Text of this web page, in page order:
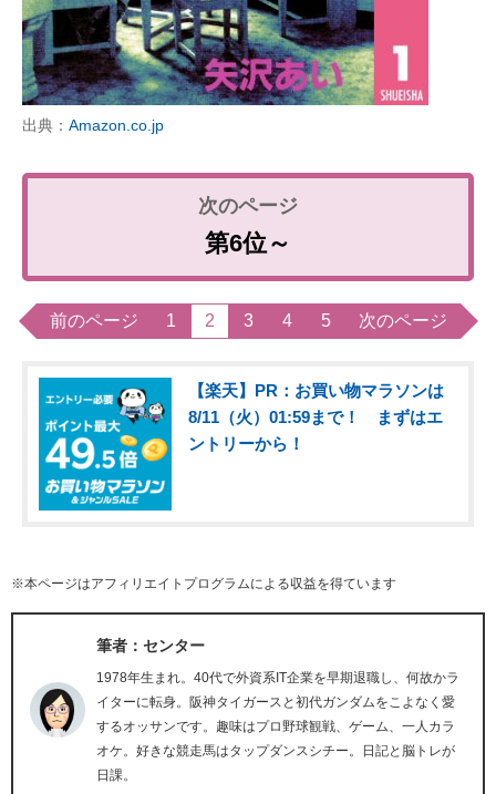
出典： Amazon.co.jp
第6位～
前のページ 1 2 3 4 5 次のページ
【楽天】PR：お買い物マラソンは
8/11（火）01:59まで！ まずはエ
ントリーから！
※本ページはアフィリエイトプログラムによる収益を得ています
筆者：センター
1978年生まれ。40代で外資系IT企業を早期退職し、何故かラ
イターに転身。阪神タイガースと初代ガンダムをこよなく愛
するオッサンです。趣味はプロ野球観戦、ゲーム、一人カラ
オケ。好きな競走馬はタップダンスシチー。日記と脳トレが
日課。